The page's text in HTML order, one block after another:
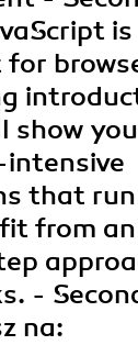
is
show
that run
from
-
na: